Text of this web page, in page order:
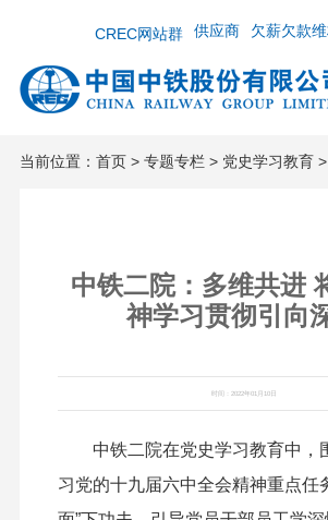
欠薪欠款
供应商
CREC网站群
当前位置： 首页> 专题专栏> 党史学习教育>
中铁二院：多维共进
神学习贯彻引向
时间：2022年01月10日
中铁二院在党史学习教育中，
习党的十九届六中全会精神重点任